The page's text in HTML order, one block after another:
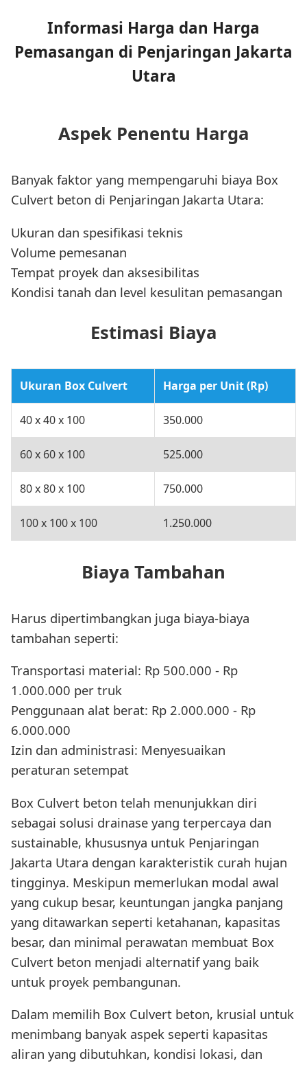
Informasi Harga dan Harga
Pemasangan di Penjaringan Jakarta
Utara
Aspek Penentu Harga
Banyak faktor yang mempengaruhi biaya Box
Culvert beton di Penjaringan Jakarta Utara:
Ukuran dan spesifikasi teknis
Volume pemesanan
Tempat proyek dan aksesibilitas
Kondisi tanah dan level kesulitan pemasangan
Estimasi Biaya
Ukuran Box Culvert Harga per Unit (Rp)
40 x 40 x 100 350.000
60 x 60 x 100 525.000
80 x 80 x 100 750.000
100 x 100 x 100 1.250.000
Biaya Tambahan
Harus dipertimbangkan juga biaya-biaya
tambahan seperti:
Transportasi material: Rp 500.000 - Rp
1.000.000 per truk
Penggunaan alat berat: Rp 2.000.000 - Rp
6.000.000
Izin dan administrasi: Menyesuaikan
peraturan setempat
Box Culvert beton telah menunjukkan diri
sebagai solusi drainase yang terpercaya dan
sustainable, khususnya untuk Penjaringan
Jakarta Utara dengan karakteristik curah hujan
tingginya. Meskipun memerlukan modal awal
yang cukup besar, keuntungan jangka panjang
yang ditawarkan seperti ketahanan, kapasitas
besar, dan minimal perawatan membuat Box
Culvert beton menjadi alternatif yang baik
untuk proyek pembangunan.
Dalam memilih Box Culvert beton, krusial untuk
menimbang banyak aspek seperti kapasitas
aliran yang dibutuhkan, kondisi lokasi, dan